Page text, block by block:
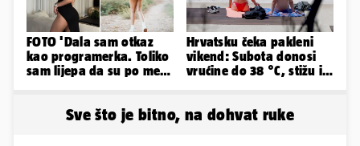
FOTO 'Dala sam otkaz
kao programerka. Toliko
sam lijepa da su po meni
Hrvatsku čeka pakleni
vikend: Subota donosi
vrućine do 38 °C, stižu i
Sve što je bitno, na dohvat ruke